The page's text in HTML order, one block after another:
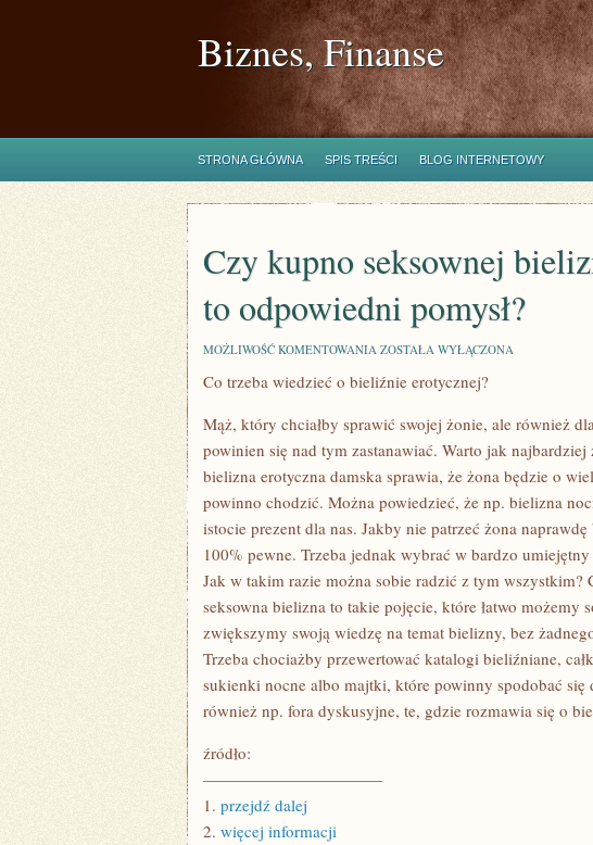
Biznes, Finanse
STRONA GŁÓWNA SPIS TREŚCI BLOG INTERNETOWY
Czy kupno seksownej
to odpowiedni pomysł?
MOŻLIWOŚĆ KOMENTOWANIA CZY
SEKSOWNEJ
WŁASNEJ
ŻONY
ODPOWIEDNI
POMYSŁ?
ZOSTAŁA WYŁĄCZONA
Co trzeba wiedzieć o bieliźnie erotycznej?
Mąż, który chciałby sprawić swojej żonie, ale również
powinien się nad tym zastanawiać. Warto jak
bielizna erotyczna damska sprawia, że żona będzie o
powinno chodzić. Można powiedzieć, że np. bielizna
istocie prezent dla nas. Jakby nie patrzeć żona
100% pewne. Trzeba jednak wybrać w bardzo
Jak w takim razie można sobie radzić z tym wszystkim?
seksowna bielizna to takie pojęcie, które łatwo możemy
zwiększymy swoją wiedzę na temat bielizny, bez
Trzeba chociażby przewertować katalogi bieliźniane,
sukienki nocne albo majtki, które powinny spodobać
również np. fora dyskusyjne, te, gdzie rozmawia się o
źródło:
———————————
1. przejdź dalej
2. więcej informacji